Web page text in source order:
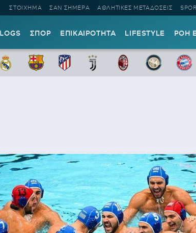
ΣΤΟΙΧΗΜΑ ΣΑΝ ΣΗΜΕΡΑ ΑΘΛΗΤΙΚΕΣ ΜΕΤΑΔΟΣΕΙΣ
ΣΠΟΡ ΕΠΙΚΑΙΡΟΤΗΤΑ LIFESTYLE ΡΟΗ